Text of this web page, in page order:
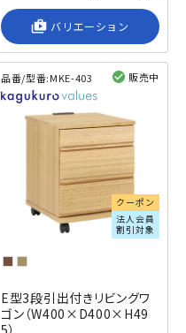
shop_2 バリエーション
品番/型番:MKE-403 販売中
クーポン
法人会員
割引対象
E型3段引出付きリビングワ
ゴン（W400×D400×H49
5）